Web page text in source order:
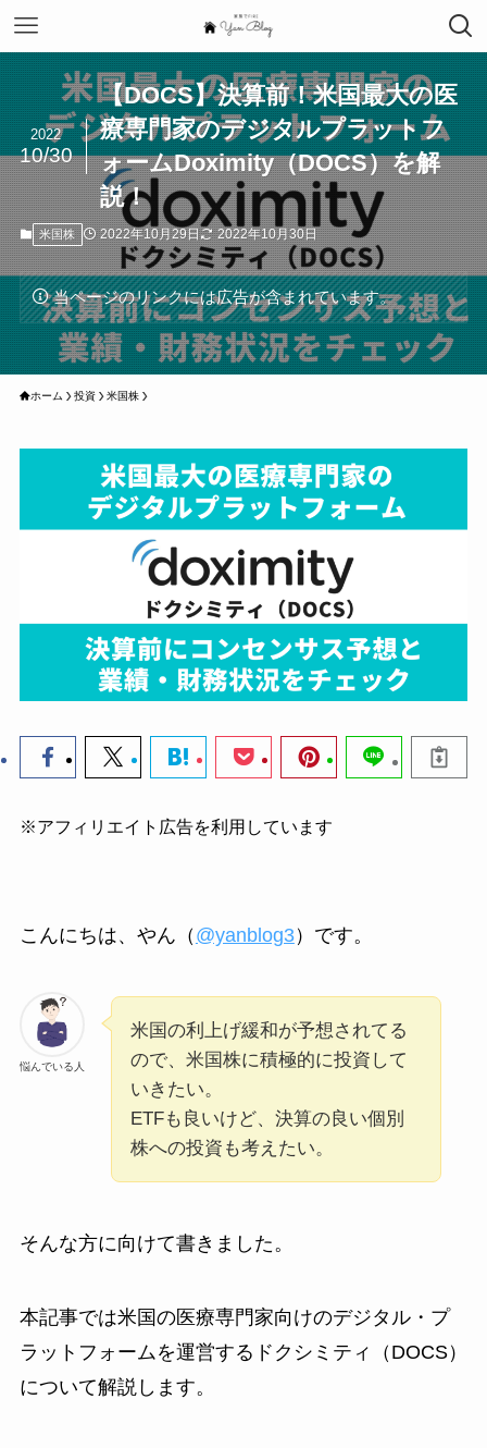
【DOCS】決算前！米国最大の医
療専門家のデジタルプラットフ
ォームDoximity（DOCS）を解
説！
2022
10/30
米国株 2022年10月29日 2022年10月30日
当ページのリンクには広告が含まれています。
ホーム 投資 米国株
※アフィリエイト広告を利用しています
こんにちは、やん（ @yanblog3）です。
悩んでいる人
米国の利上げ緩和が予想されてる
ので、米国株に積極的に投資して
いきたい。
ETFも良いけど、決算の良い個別
株への投資も考えたい。
そんな方に向けて書きました。
本記事では米国の医療専門家向けのデジタル・プ
ラットフォームを運営するドクシミティ（DOCS）
について解説します。